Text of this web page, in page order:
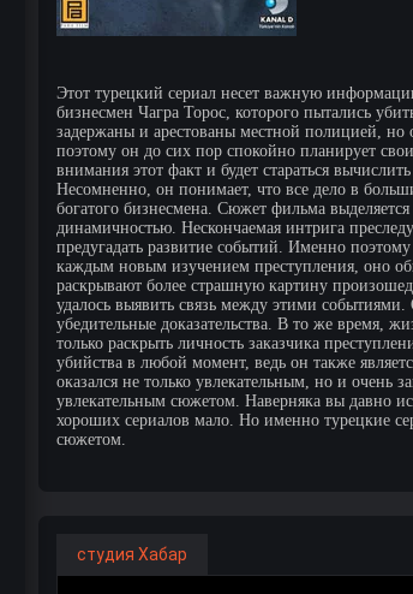
Этот турецкий сериал несет важную
бизнесмен Чагра Торос, которого пытались
задержаны и арестованы местной полицией, но
поэтому он до сих пор спокойно планирует
внимания этот факт и будет стараться
Несомненно, он понимает, что все дело в
богатого бизнесмена. Сюжет фильма
динамичностью. Нескончаемая интрига
предугадать развитие событий. Именно
каждым новым изучением преступления, оно
раскрывают более страшную картину
удалось выявить связь между этими
убедительные доказательства. В то же время,
только раскрыть личность заказчика
убийства в любой момент, ведь он также
оказался не только увлекательным, но и очень
увлекательным сюжетом. Наверняка вы давно
хороших сериалов мало. Но именно турецкие
сюжетом.
студия Хабар